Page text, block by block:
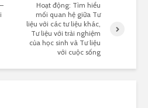
Hoạt động: Tìm hiểu
mối quan hệ giữa Tư
liệu với các tư liệu khác,
Tư liệu với trải nghiệm
của học sinh và Tư liệu
với cuộc sống